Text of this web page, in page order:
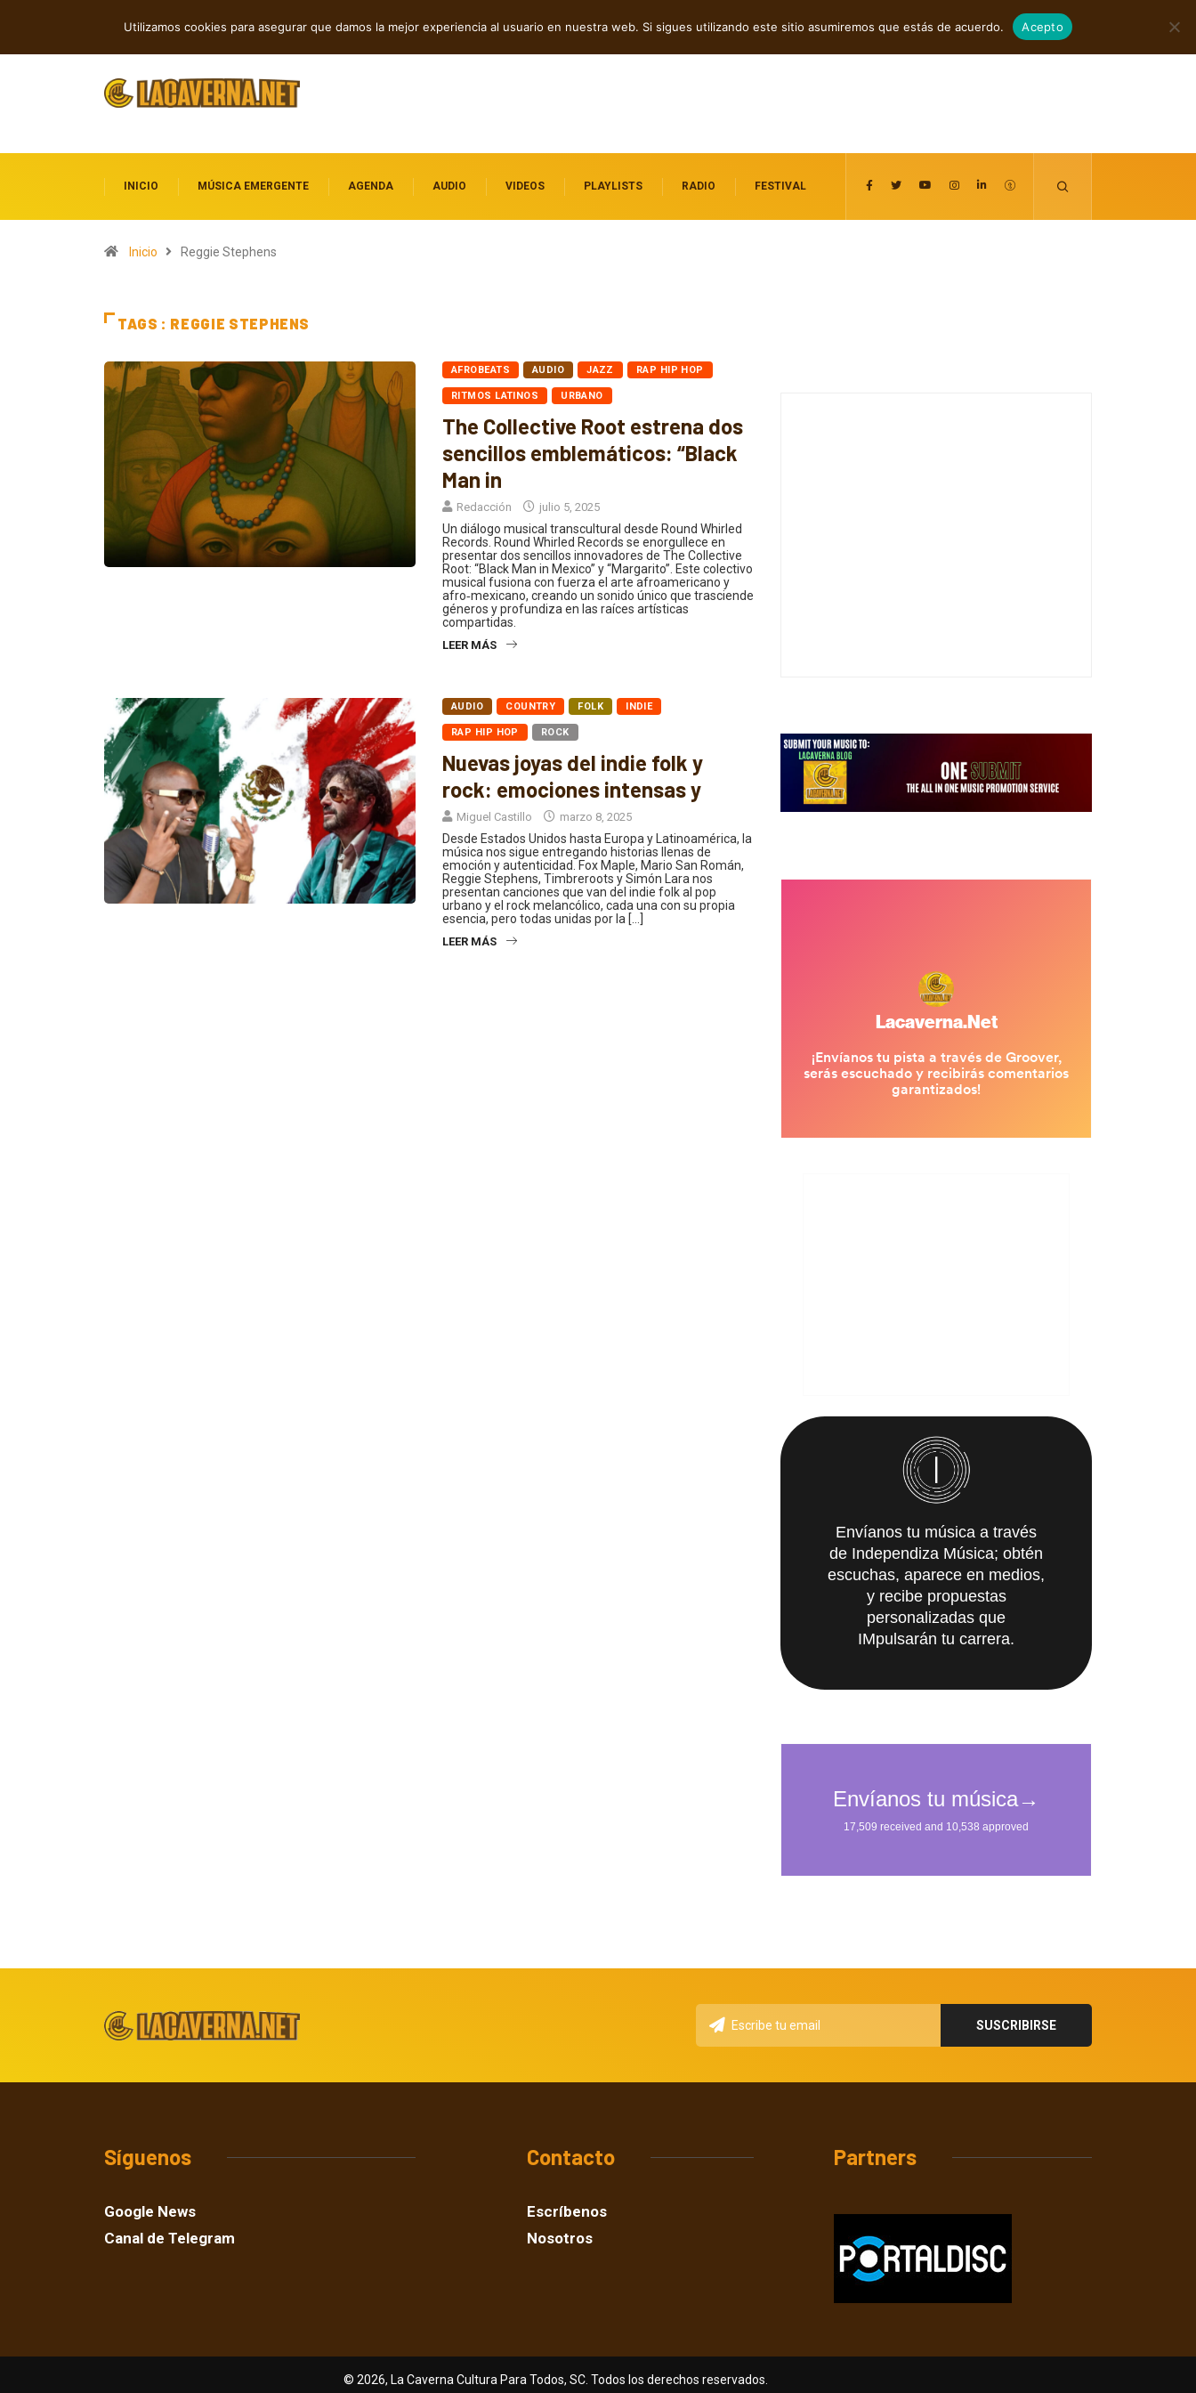
agosto 6, 2026
INICIO MÚSICA EMERGENTE AGENDA AUDIO VIDEOS PLAYLISTS RADIO FESTIVAL
Inicio Reggie Stephens
TAGS : REGGIE STEPHENS
AFROBEATS AUDIO JAZZ RAP HIP HOP
RITMOS LATINOS URBANO
The Collective Root estrena dos
sencillos emblemáticos: “Black
Man in
Redacción julio 5, 2025
Un diálogo musical transcultural desde Round Whirled
Records. Round Whirled Records se enorgullece en
presentar dos sencillos innovadores de The Collective
Root: “Black Man in Mexico” y “Margarito”. Este colectivo
musical fusiona con fuerza el arte afroamericano y
afro‑mexicano, creando un sonido único que trasciende
géneros y profundiza en las raíces artísticas
compartidas.
LEER MÁS
AUDIO COUNTRY FOLK INDIE
RAP HIP HOP ROCK
Nuevas joyas del indie folk y
rock: emociones intensas y
Miguel Castillo marzo 8, 2025
Desde Estados Unidos hasta Europa y Latinoamérica, la
música nos sigue entregando historias llenas de
emoción y autenticidad. Fox Maple, Mario San Román,
Reggie Stephens, Timbreroots y Simón Lara nos
presentan canciones que van del indie folk al pop
urbano y el rock melancólico, cada una con su propia
esencia, pero todas unidas por la […]
LEER MÁS
Envíanos tu música a través
de Independiza Música; obtén
escuchas, aparece en medios,
y recibe propuestas
personalizadas que
IMpulsarán tu carrera.
Síguenos
Google News
Canal de Telegram
Contacto
Escríbenos
Nosotros
Partners
© 2026, La Caverna Cultura Para Todos, SC. Todos los derechos reservados.
Utilizamos cookies para asegurar que damos la mejor experiencia al usuario en nuestra web. Si sigues utilizando este sitio asumiremos que estás de acuerdo. Acepto